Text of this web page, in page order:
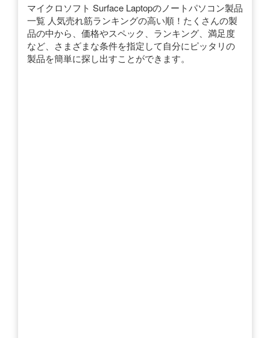
マイクロソフト Surface Laptopのノートパソコン製品
一覧 人気売れ筋ランキングの高い順！たくさんの製
品の中から、価格やスペック、ランキング、満足度
など、さまざまな条件を指定して自分にピッタリの
製品を簡単に探し出すことができます。